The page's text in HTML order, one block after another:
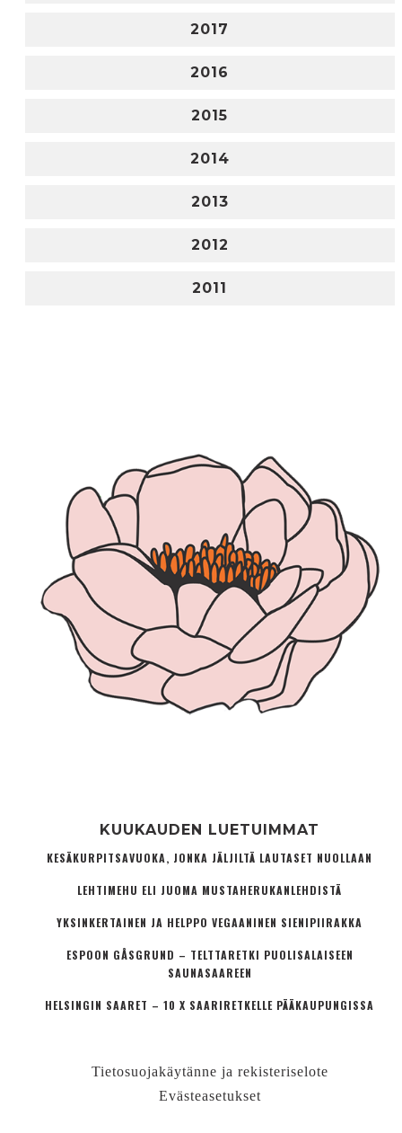
2017
2016
2015
2014
2013
2012
2011
KUUKAUDEN LUETUIMMAT
KESÄKURPITSAVUOKA, JONKA JÄLJILTÄ LAUTASET NUOLLAAN
LEHTIMEHU ELI JUOMA MUSTAHERUKANLEHDISTÄ
YKSINKERTAINEN JA HELPPO VEGAANINEN SIENIPIIRAKKA
ESPOON GÅSGRUND – TELTTARETKI PUOLISALAISEEN
SAUNASAAREEN
HELSINGIN SAARET – 10 X SAARIRETKELLE PÄÄKAUPUNGISSA
Tietosuojakäytänne ja rekisteriselote
Evästeasetukset